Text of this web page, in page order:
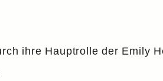
ihre Hauptrolle der Emily